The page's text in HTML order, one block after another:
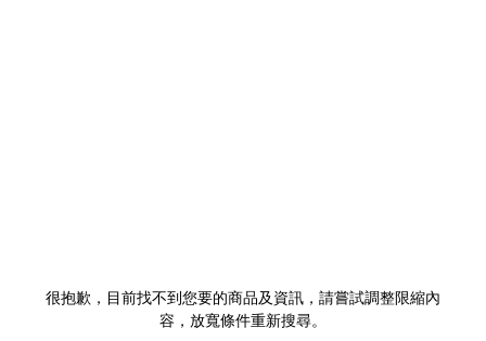
很抱歉，目前找不到您要的商品及資訊，請嘗試調整限縮內
容，放寬條件重新搜尋。